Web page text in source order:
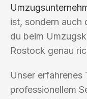
ist, sondern auch
du beim
Rostock genau
Unser erfahrenes
professionellem